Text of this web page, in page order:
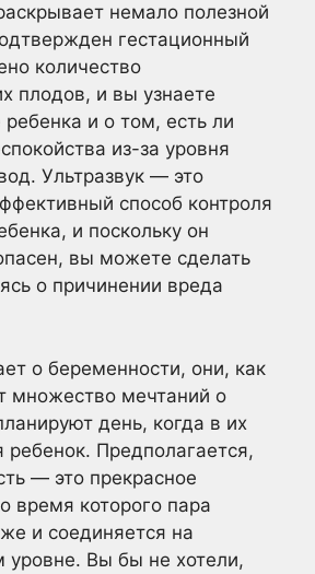
немало полезной
гестационный
количество
плодов, и вы узнаете
и о том, есть ли
из-за уровня
Ультразвук — это
способ контроля
и поскольку он
вы можете сделать
о причинении вреда
о беременности, они, как
множество мечтаний о
день, когда в их
ребенок. Предполагается,
— это прекрасное
время которого пара
и соединяется на
уровне. Вы бы не хотели,